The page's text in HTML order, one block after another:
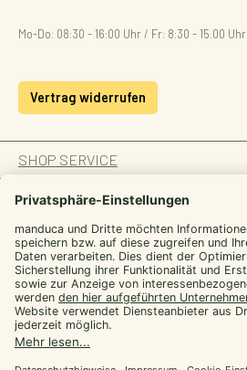
Mo-Do: 08:30 - 16:00 Uhr / Fr: 8:30 - 15.00 Uhr
Vertrag widerrufen
SHOP SERVICE
INFORMATION
ZAHLUNGSARTEN
SICHER EINKAUFEN
UNSERE COMMUNITIES
Von manduca,
für dich
Werde manduca Insider und hol dir Tipps rund
ums Tragen plus exklusive Aktionen